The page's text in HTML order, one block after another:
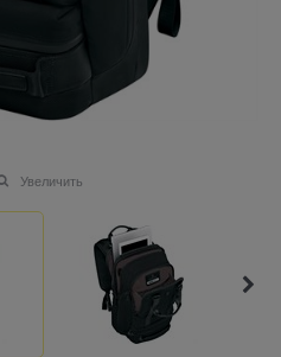
Увеличить